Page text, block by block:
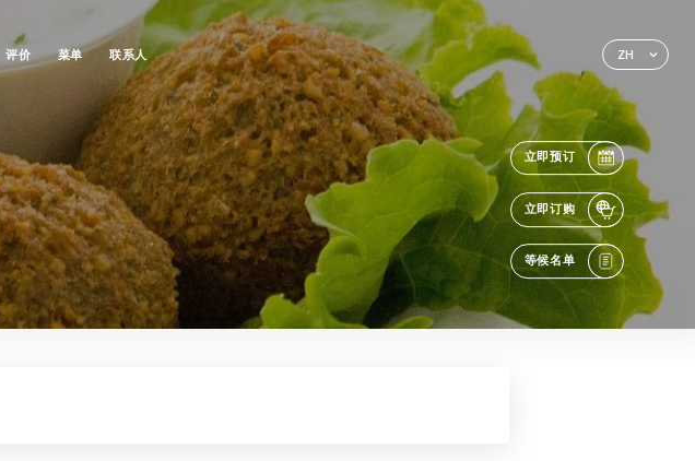
ZH
评价 菜单 联系人
立即预订
立即订购
等候名单